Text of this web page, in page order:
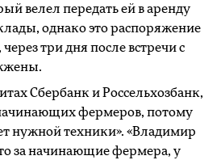
велел передать ей в аренду
однако это распоряжение
три дня после встречи с
Сбербанк и Россельхозбанк,
фермеров, потому
нужной техники». «Владимир
за начинающие фермера, у